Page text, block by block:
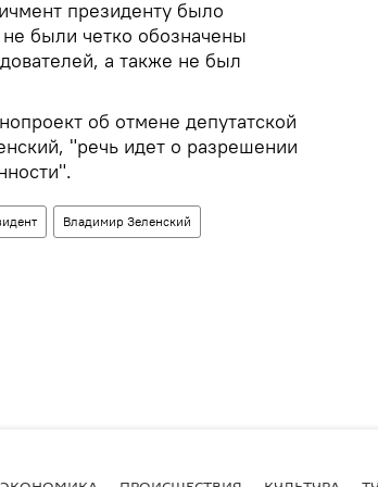
президенту было
были четко обозначены
а также не был
об отмене депутатской
"речь идет о разрешении
Владимир Зеленский